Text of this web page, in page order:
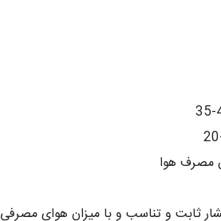
مصرف هوا
ثابت و تناسب و با میزان هوای مصرفی